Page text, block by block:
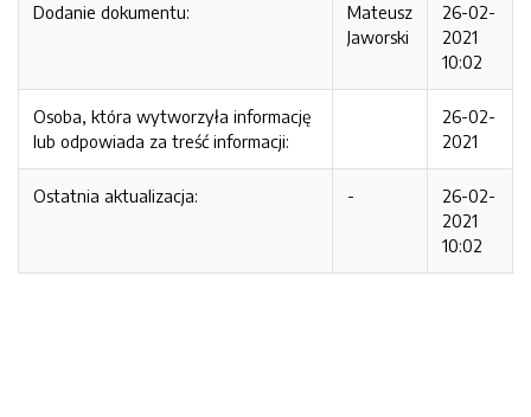
Dodanie dokumentu:
Mateusz
Jaworski
26-02-
2021
10:02
Osoba, która wytworzyła informację
lub odpowiada za treść informacji:
26-02-
2021
Ostatnia aktualizacja: -
26-02-
2021
10:02